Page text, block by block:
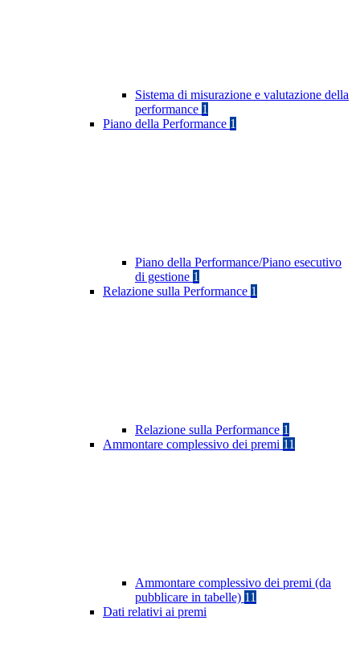
Sistema di misurazione e valutazione della
performance 1
Piano della Performance 1
Piano della Performance/Piano esecutivo
di gestione 1
Relazione sulla Performance 1
Relazione sulla Performance 1
Ammontare complessivo dei premi 11
Ammontare complessivo dei premi (da
pubblicare in tabelle) 11
Dati relativi ai premi